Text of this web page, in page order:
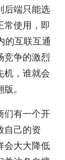
后端只能选
常使用，即
的互联互通
竞争的激烈
机，谁就会
。
有一个开
自己的资
会大大降低